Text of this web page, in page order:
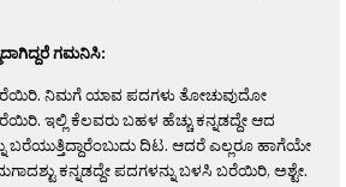
ಗಮನಿಸಿ:
ನಿಮಗೆ ಯಾವ ಪದಗಳು ತೋಚುವುದೋ
ಇಲ್ಲಿ ಕೆಲವರು ಬಹಳ ಹೆಚ್ಚು ಕನ್ನಡದ್ದೇ ಆದ
ಬರೆಯುತ್ತಿದ್ದಾರೆಂಬುದು ದಿಟ. ಆದರೆ ಎಲ್ಲರೂ ಹಾಗೆಯೇ
ಕನ್ನಡದ್ದೇ ಪದಗಳನ್ನು ಬಳಸಿ ಬರೆಯಿರಿ, ಅಶ್ಟೇ.